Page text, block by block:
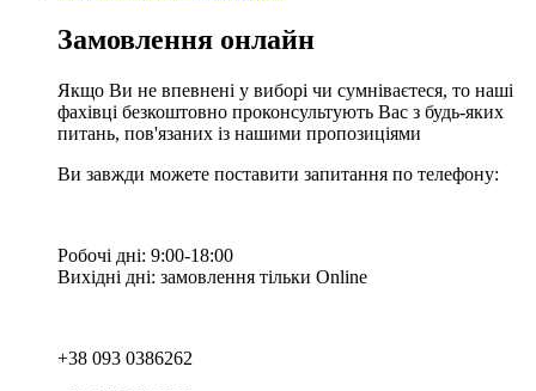
Замовлення онлайн
Якщо Ви не впевнені у виборі чи сумніваєтеся, то наші
фахівці безкоштовно проконсультують Вас з будь-яких
питань, пов'язаних із нашими пропозиціями
Ви завжди можете поставити запитання по телефону:
Робочі дні: 9:00-18:00
Вихідні дні: замовлення тільки Online
+38 093 0386262